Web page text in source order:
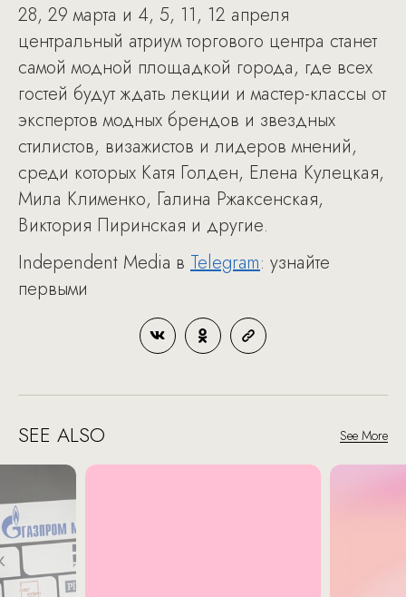
28, 29 марта и 4, 5, 11, 12 апреля
центральный атриум торгового центра станет
самой модной площадкой города, где всех
гостей будут ждать лекции и мастер-классы от
экспертов модных брендов и звездных
стилистов, визажистов и лидеров мнений,
среди которых Катя Голден, Елена Кулецкая,
Мила Клименко, Галина Ржаксенская,
Виктория Пиринская и другие.
Independent Media в Telegram: узнайте
первыми
SEE ALSO See More